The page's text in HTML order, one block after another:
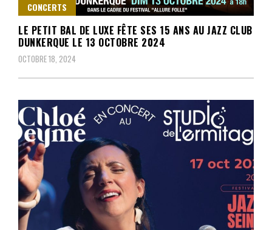
CONCERTS
LE PETIT BAL DE LUXE FÊTE SES 15 ANS AU JAZZ CLUB
DUNKERQUE LE 13 OCTOBRE 2024
OCTOBRE 18, 2024